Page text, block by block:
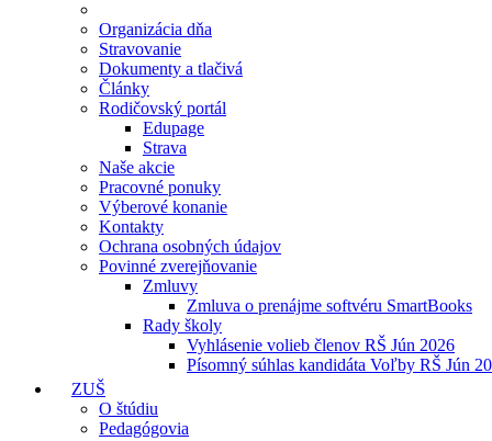
Organizácia dňa
Stravovanie
Dokumenty a tlačivá
Články
Rodičovský portál
Edupage
Strava
Naše akcie
Pracovné ponuky
Výberové konanie
Kontakty
Ochrana osobných údajov
Povinné zverejňovanie
Zmluvy
Zmluva o prenájme softvéru SmartBooks
Rady školy
Vyhlásenie volieb členov RŠ Jún 2026
Písomný súhlas kandidáta Voľby RŠ Jún
ZUŠ
O štúdiu
Pedagógovia